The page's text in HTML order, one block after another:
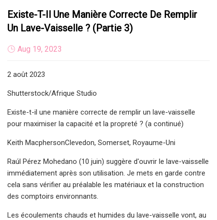
Existe-T-Il Une Manière Correcte De Remplir
Un Lave-Vaisselle ? (partie 3)
Aug 19, 2023
2 août 2023
Shutterstock/Afrique Studio
Existe-t-il une manière correcte de remplir un lave-vaisselle
pour maximiser la capacité et la propreté ? (a continué)
Keith MacphersonClevedon, Somerset, Royaume-Uni
Raúl Pérez Mohedano (10 juin) suggère d'ouvrir le lave-vaisselle
immédiatement après son utilisation. Je mets en garde contre
cela sans vérifier au préalable les matériaux et la construction
des comptoirs environnants.
Les écoulements chauds et humides du lave-vaisselle vont, au